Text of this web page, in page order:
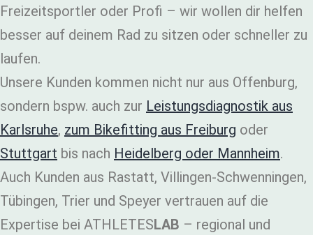
Freizeitsportler oder Profi – wir wollen dir helfen
besser auf deinem Rad zu sitzen oder schneller zu
laufen.
Unsere Kunden kommen nicht nur aus Offenburg,
sondern bspw. auch zur Leistungsdiagnostik aus
Karlsruhe, zum Bikefitting aus Freiburg oder
Stuttgart bis nach Heidelberg oder Mannheim.
Auch Kunden aus Rastatt, Villingen-Schwenningen,
Tübingen, Trier und Speyer vertrauen auf die
Expertise bei ATHLETESLAB – regional und